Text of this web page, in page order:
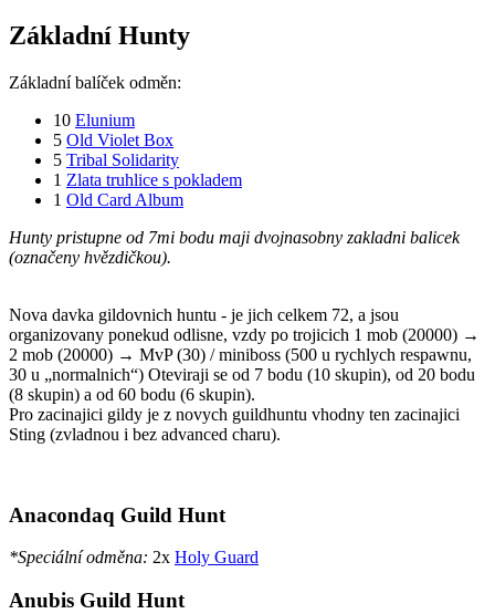
Základní Hunty
Základní balíček odměn:
10 Elunium
5 Old Violet Box
5 Tribal Solidarity
1 Zlata truhlice s pokladem
1 Old Card Album
Hunty pristupne od 7mi bodu maji dvojnasobny zakladni balicek
(označeny hvězdičkou).
Nova davka gildovnich huntu - je jich celkem 72, a jsou
organizovany ponekud odlisne, vzdy po trojicich 1 mob (20000) →
2 mob (20000) → MvP (30) / miniboss (500 u rychlych respawnu,
30 u „normalnich“) Oteviraji se od 7 bodu (10 skupin), od 20 bodu
(8 skupin) a od 60 bodu (6 skupin).
Pro zacinajici gildy je z novych guildhuntu vhodny ten zacinajici
Sting (zvladnou i bez advanced charu).
Anacondaq Guild Hunt
*Speciální odměna: 2x Holy Guard
Anubis Guild Hunt